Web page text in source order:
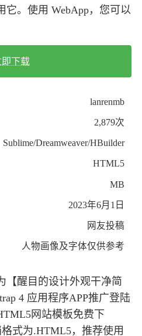
它。使用 WebApp，您可以
即下载
lanrenmb
2,879次
Sublime/Dreamweaver/HBuilder
HTML5
MB
2023年6月1日
网友投稿
人物画像及字体仅供参考
【醒目的设计外观干净简
4 应用程序APP推广登陆
网站模板免费下
式为.HTML5，推荐使用